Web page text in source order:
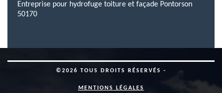
Entreprise pour hydrofuge toiture et façade Pontorson
50170
©2026 TOUS DROITS RÉSERVÉS -
MENTIONS LÉGALES